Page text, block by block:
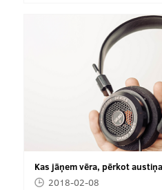
Kas jāņem vēra, pērkot
2018-02-08